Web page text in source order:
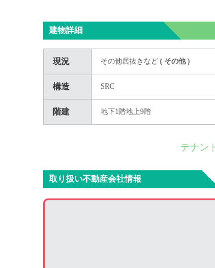
建物詳細
現況 その他居抜きなど ( その他)
構造 SRC
階建 地下1階地上9階
テナン
取り扱い不動産会社情報